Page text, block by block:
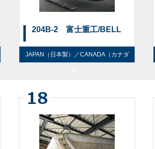
204B-2 富士重工/BELL
JAPAN（日本製）／CANADA（カナダ